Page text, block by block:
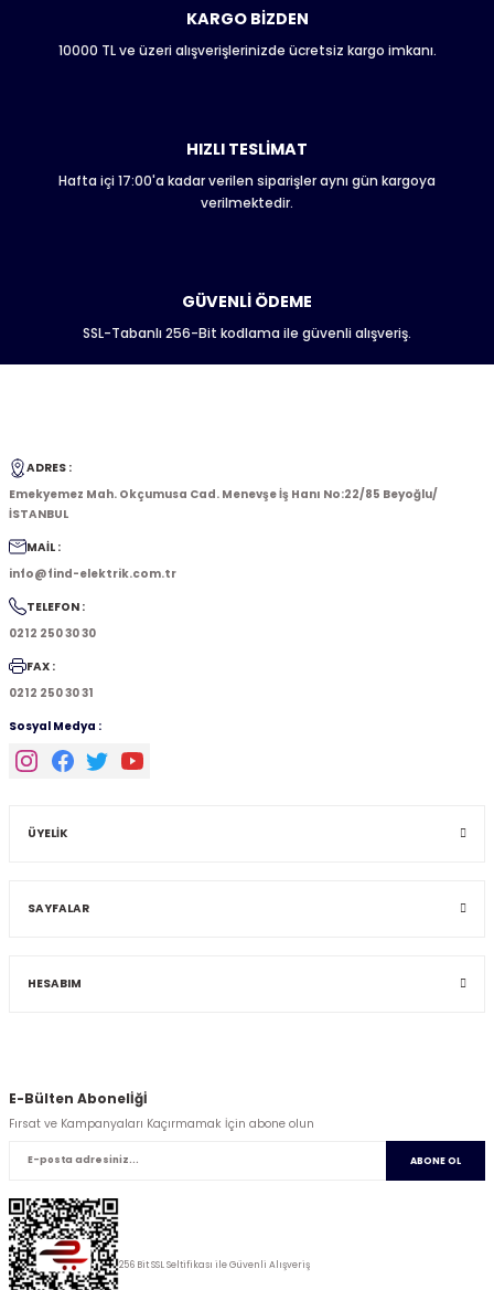
Ürün fiyatı diğer sitelerden daha pahalı.
Bu ürüne benzer farklı alternatifler olmalı.
Gönder
KARGO BİZDEN
10000 TL ve üzeri alışverişlerinizde ücretsiz kargo imkanı.
HIZLI TESLİMAT
Hafta içi 17:00'a kadar verilen siparişler aynı gün kargoya
verilmektedir.
GÜVENLİ ÖDEME
SSL-Tabanlı 256-Bit kodlama ile güvenli alışveriş.
ADRES :
Emekyemez Mah. Okçumusa Cad. Menevşe İş Hanı No:22/85 Beyoğlu/
İSTANBUL
MAİL :
info@find-elektrik.com.tr
TELEFON :
0212 250 30 30
FAX :
0212 250 30 31
Sosyal Medya :
ÜYELİK
SAYFALAR
HESABIM
E-Bülten Abonelİğİ
Fırsat ve Kampanyaları Kaçırmamak İçin abone olun
ABONE OL
256 Bit SSL Seltifikası ile Güvenli Alışveriş